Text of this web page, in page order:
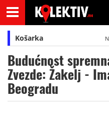
Košarka
Budućnost
Zvezde: Žakelj -
Beogradu